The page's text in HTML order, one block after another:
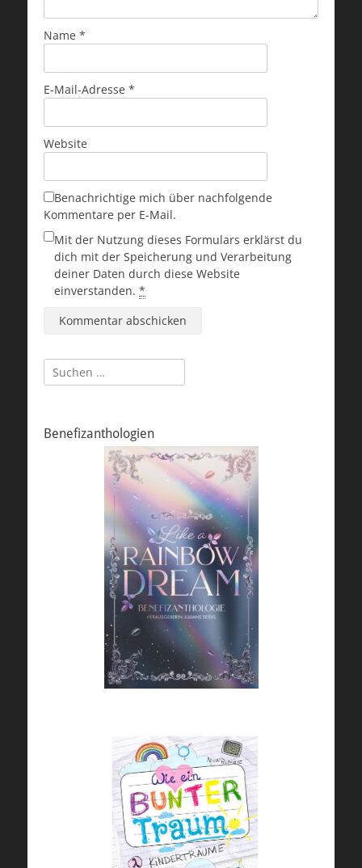
Name *
E-Mail-Adresse *
Website
Benachrichtige mich über nachfolgende
Kommentare per E-Mail.
Mit der Nutzung dieses Formulars erklärst du
dich mit der Speicherung und Verarbeitung
deiner Daten durch diese Website
einverstanden. *
Suchen
nach:
Benefizanthologien